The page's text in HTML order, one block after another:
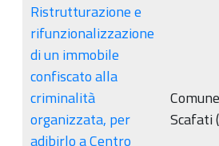
Ristrutturazione e
rifunzionalizzazione
di un immobile
confiscato alla
criminalità
organizzata, per
adibirlo a Centro
Scafati